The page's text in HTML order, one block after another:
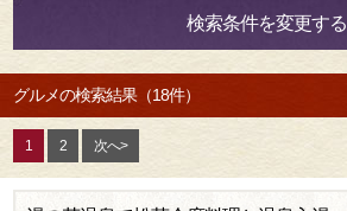
検索条件を変更する
グルメの検索結果（18件）
1 2 次へ>